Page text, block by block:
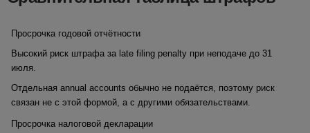
Просрочка годовой отчётности
Высокий риск штрафа за late filing penalty при неподаче до 31
июля.
Отдельная annual accounts обычно не подаётся, поэтому риск
связан не с этой формой, а с другими обязательствами.
Просрочка налоговой декларации